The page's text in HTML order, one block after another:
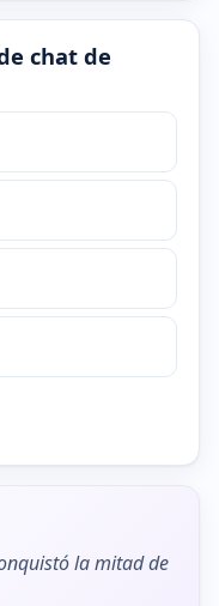
chat de
la mitad de